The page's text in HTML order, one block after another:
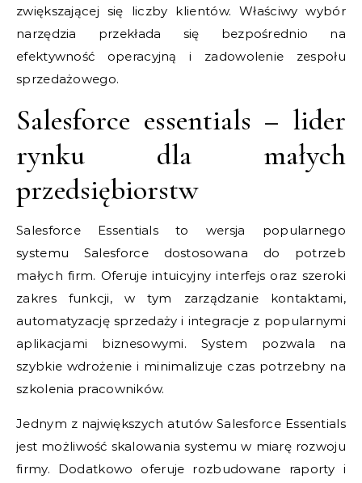
zwiększającej się liczby klientów. Właściwy wybór
narzędzia przekłada się bezpośrednio na
efektywność operacyjną i zadowolenie zespołu
sprzedażowego.
Salesforce essentials – lider
rynku dla małych
przedsiębiorstw
Salesforce Essentials to wersja popularnego
systemu Salesforce dostosowana do potrzeb
małych firm. Oferuje intuicyjny interfejs oraz szeroki
zakres funkcji, w tym zarządzanie kontaktami,
automatyzację sprzedaży i integracje z popularnymi
aplikacjami biznesowymi. System pozwala na
szybkie wdrożenie i minimalizuje czas potrzebny na
szkolenia pracowników.
Jednym z największych atutów Salesforce Essentials
jest możliwość skalowania systemu w miarę rozwoju
firmy. Dodatkowo oferuje rozbudowane raporty i